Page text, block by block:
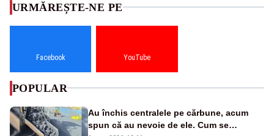
URMĂREȘTE-NE PE
Facebook YouTube
POPULAR
Au închis centralele pe cărbune, acum
spun că au nevoie de ele. Cum se